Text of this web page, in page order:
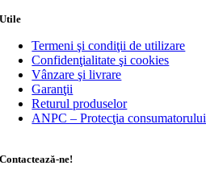
Utile
Termeni şi condiţii de utilizare
Confidenţialitate şi cookies
Vânzare şi livrare
Garanţii
Returul produselor
ANPC – Protecţia consumatorului
Contactează-ne!